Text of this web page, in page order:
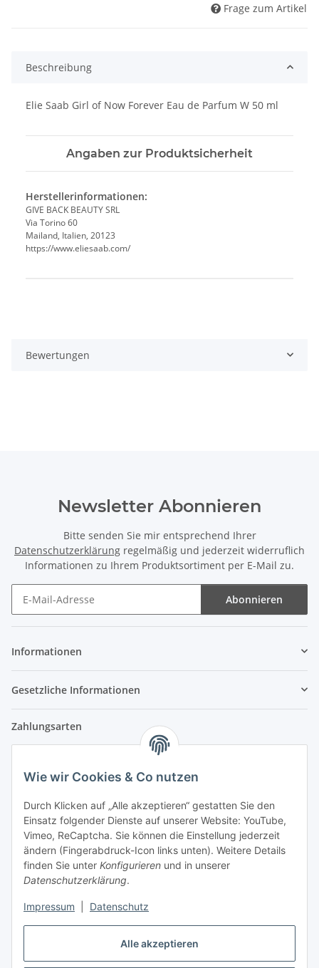
Alle akzeptieren
Wie wir Cookies & Co nutzen
Durch Klicken auf „Alle akzeptieren“ gestatten Sie den
Einsatz folgender Dienste auf unserer Website: YouTube,
Vimeo, ReCaptcha. Sie können die Einstellung jederzeit
ändern (Fingerabdruck-Icon links unten). Weitere Details
finden Sie unter Konfigurieren und in unserer
Datenschutzerklärung.
Impressum Datenschutz
Frage zum Artikel
Beschreibung
Elie Saab Girl of Now Forever Eau de Parfum W 50 ml
Angaben zur Produktsicherheit
Herstellerinformationen:
GIVE BACK BEAUTY SRL
Via Torino 60
Mailand, Italien, 20123
https://www.eliesaab.com/
Bewertungen
Newsletter Abonnieren
Bitte senden Sie mir entsprechend Ihrer
Datenschutzerklärung regelmäßig und jederzeit widerruflich
Informationen zu Ihrem Produktsortiment per E-Mail zu.
Abonnieren
Informationen
Gesetzliche Informationen
Zahlungsarten
Versandpartner
Partner
Vertrag widerrufen